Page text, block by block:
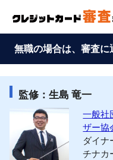
無職の場合は、審査に
監修：生島 竜一
一般社
ザー協
ダイナ
チナカ